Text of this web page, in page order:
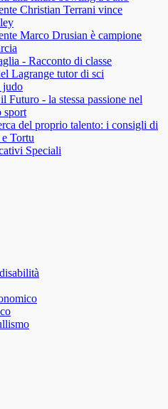
Christian Terrani vince
Marco Drusian è campione
- Racconto di classe
Lagrange tutor di sci
judo
Futuro - la stessa passione nel
sport
del proprio talento: i consigli di
Tortu
Speciali